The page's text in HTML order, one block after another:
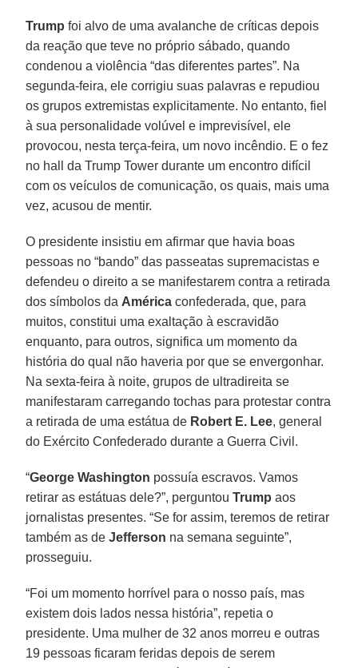
Trump foi alvo de uma avalanche de críticas depois
da reação que teve no próprio sábado, quando
condenou a violência “das diferentes partes”. Na
segunda-feira, ele corrigiu suas palavras e repudiou
os grupos extremistas explicitamente. No entanto, fiel
à sua personalidade volúvel e imprevisível, ele
provocou, nesta terça-feira, um novo incêndio. E o fez
no hall da Trump Tower durante um encontro difícil
com os veículos de comunicação, os quais, mais uma
vez, acusou de mentir.
O presidente insistiu em afirmar que havia boas
pessoas no “bando” das passeatas supremacistas e
defendeu o direito a se manifestarem contra a retirada
dos símbolos da América confederada, que, para
muitos, constitui uma exaltação à escravidão
enquanto, para outros, significa um momento da
história do qual não haveria por que se envergonhar.
Na sexta-feira à noite, grupos de ultradireita se
manifestaram carregando tochas para protestar contra
a retirada de uma estátua de Robert E. Lee, general
do Exército Confederado durante a Guerra Civil.
“George Washington possuía escravos. Vamos
retirar as estátuas dele?”, perguntouTrump aos
jornalistas presentes. “Se for assim, teremos de retirar
também as deJefferson na semana seguinte”,
prosseguiu.
“Foi um momento horrível para o nosso país, mas
existem dois lados nessa história”, repetia o
presidente. Uma mulher de 32 anos morreu e outras
19 pessoas ficaram feridas depois de serem